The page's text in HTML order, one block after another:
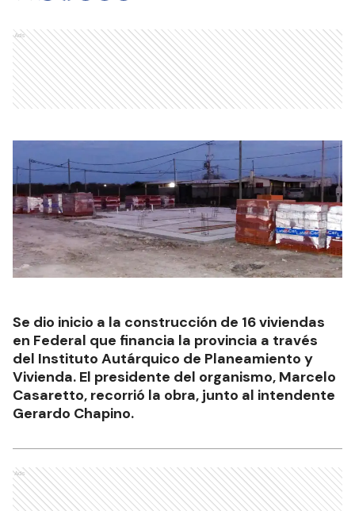
Ads
Se dio inicio a la construcción de 16 viviendas
en Federal que financia la provincia a través
del Instituto Autárquico de Planeamiento y
Vivienda. El presidente del organismo, Marcelo
Casaretto, recorrió la obra, junto al intendente
Gerardo Chapino.
Ads